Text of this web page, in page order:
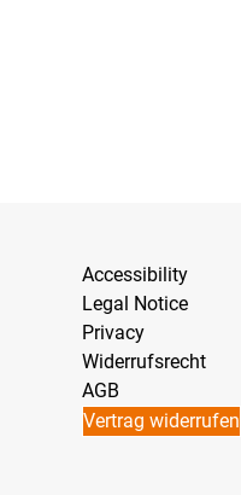
Accessibility
Legal Notice
Privacy
Widerrufsrecht
AGB
Vertrag widerrufen